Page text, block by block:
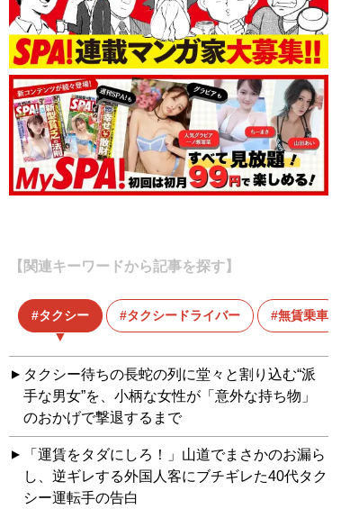
【関連キーワードから記事を探す】
タクシー タクシードライバー 無賃乗車
タクシー待ちの長蛇の列に堂々と割り込む“派
手な男女”を、小柄な女性が「意外な持ち物」
のおかげで撃退するまで
「運賃をタダにしろ！」山道でまさかのお漏ら
し、逆ギレする外国人客にブチギレた40代タク
シー運転手の告白